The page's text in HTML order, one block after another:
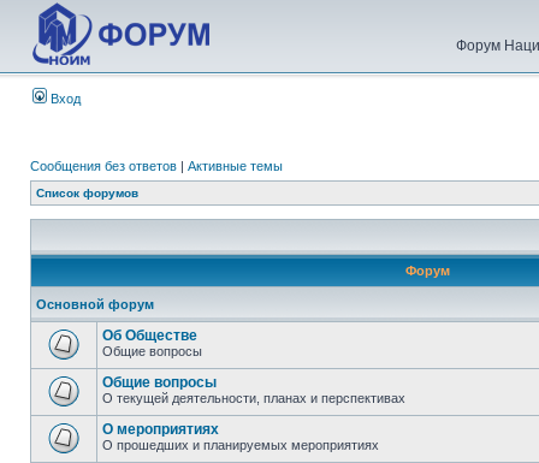
Форум
Вход
Сообщения без ответов | Активные темы
Список форумов
Форум
Основной форум
Об Обществе
Общие вопросы
Общие вопросы
О текущей деятельности, планах и перспективах
О мероприятиях
О прошедших и планируемых мероприятиях